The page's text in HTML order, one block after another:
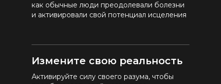
как обычные люди преодолевали болезни
и активировали свой потенциал исцеления
Активируйте силу своего разума, чтобы
Измените свою реальность